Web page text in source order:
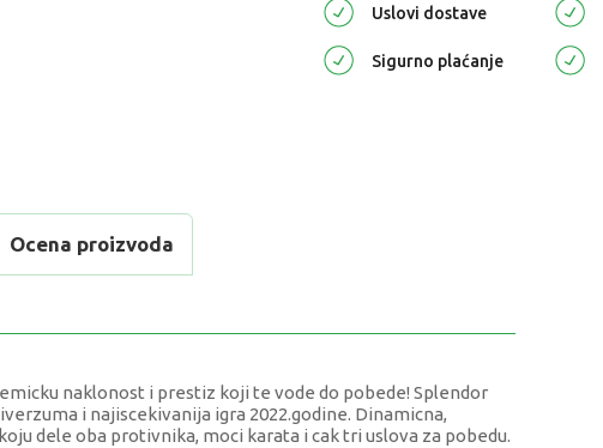
Uslovi dostave
Sigurno plaćanje
Ocena proizvoda
naklonost i prestiz koji te vode do pobede! Splendor
i najiscekivanija igra 2022.godine. Dinamicna,
dele oba protivnika, moci karata i cak tri uslova za pobedu.